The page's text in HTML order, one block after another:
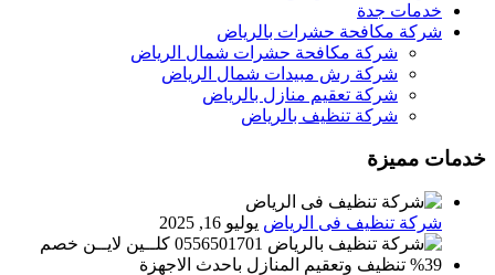
خدمات جدة
شركة مكافحة حشرات بالرياض
شركة مكافحة حشرات شمال الرياض
شركة رش مبيدات شمال الرياض
شركة تعقيم منازل بالرياض
شركة تنظيف بالرياض
خدمات مميزة
شركة تنظيف فى الرياض يوليو 16, 2025